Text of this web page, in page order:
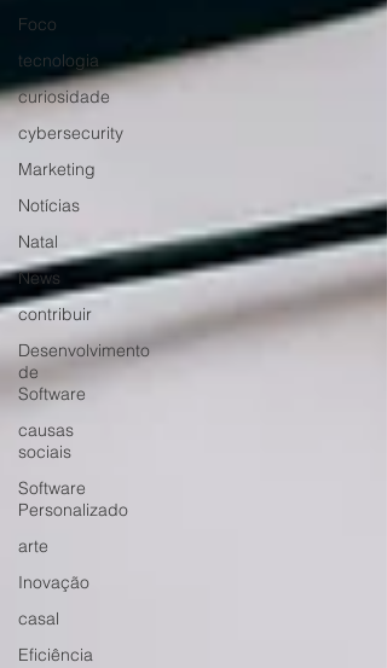
Foco
tecnologia
curiosidade
cybersecurity
Marketing
Notícias
Natal
News
contribuir
Desenvolvimento
de
Software
causas
sociais
Software
Personalizado
arte
Inovação
casal
Eficiência